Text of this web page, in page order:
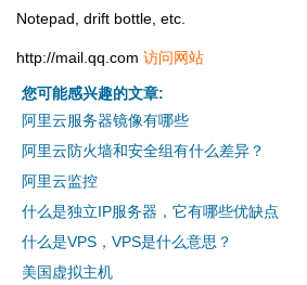
Notepad, drift bottle, etc.
http://mail.qq.com 访问网站
您可能感兴趣的文章:
阿里云服务器镜像有哪些
阿里云防火墙和安全组有什么差异？
阿里云监控
什么是独立IP服务器，它有哪些优缺点
什么是VPS，VPS是什么意思？
美国虚拟主机